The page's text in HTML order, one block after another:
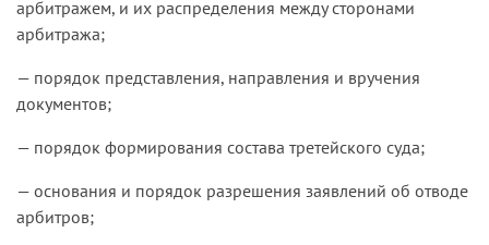
арбитражем, и их распределения между сторонами
арбитража;
— порядок представления, направления и вручения
документов;
— порядок формирования состава третейского суда;
— основания и порядок разрешения заявлений об отводе
арбитров;